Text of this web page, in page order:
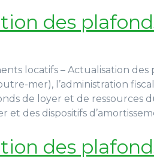
des
locatifs – Actualisation
mer), l’administration
de loyer et de
des dispositifs
des